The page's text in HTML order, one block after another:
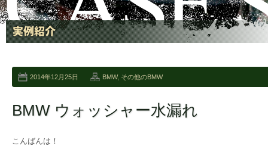
2014年12月25日 BMW, その他のBMW
BMW ウォッシャー水漏れ
こんばんは！